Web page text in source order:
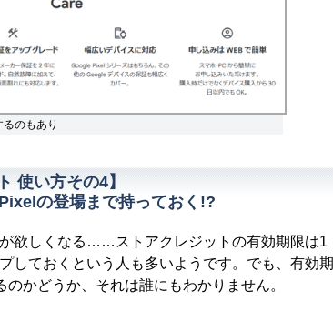
のもあり
使い方その4】
の登場まで持っておく!?
欲しくなる……ストアクレジットの有効期限は1
しておくという人も多いようです。でも、有効期
かどうか、それは誰にもわかりません。